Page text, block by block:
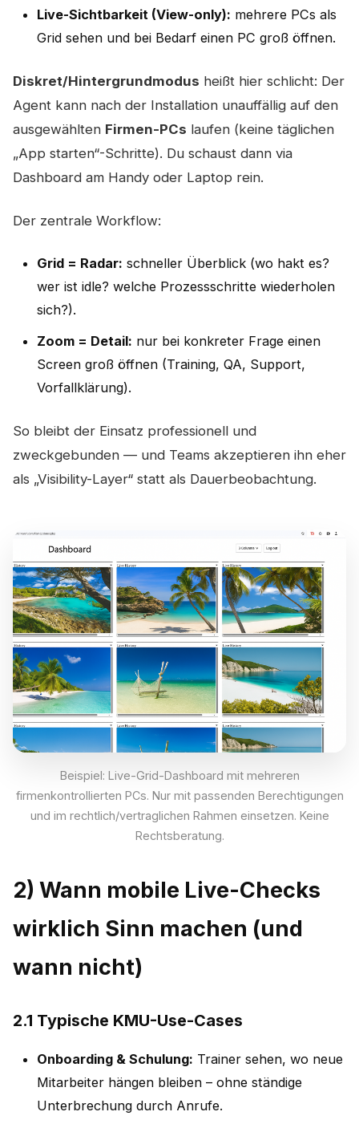
Live-Sichtbarkeit (View-only): mehrere PCs als
Grid sehen und bei Bedarf einen PC groß öffnen.
Diskret/Hintergrundmodus heißt hier schlicht: Der
Agent kann nach der Installation unauffällig auf den
ausgewählten Firmen-PCs laufen (keine täglichen
„App starten“-Schritte). Du schaust dann via
Dashboard am Handy oder Laptop rein.
Der zentrale Workflow:
Grid = Radar: schneller Überblick (wo hakt es?
wer ist idle? welche Prozessschritte wiederholen
sich?).
Zoom = Detail: nur bei konkreter Frage einen
Screen groß öffnen (Training, QA, Support,
Vorfallklärung).
So bleibt der Einsatz professionell und
zweckgebunden — und Teams akzeptieren ihn eher
als „Visibility-Layer“ statt als Dauerbeobachtung.
Beispiel: Live-Grid-Dashboard mit mehreren
firmenkontrollierten PCs. Nur mit passenden Berechtigungen
und im rechtlich/vertraglichen Rahmen einsetzen. Keine
Rechtsberatung.
2) Wann mobile Live-Checks
wirklich Sinn machen (und
wann nicht)
2.1 Typische KMU-Use-Cases
Onboarding & Schulung: Trainer sehen, wo neue
Mitarbeiter hängen bleiben – ohne ständige
Unterbrechung durch Anrufe.